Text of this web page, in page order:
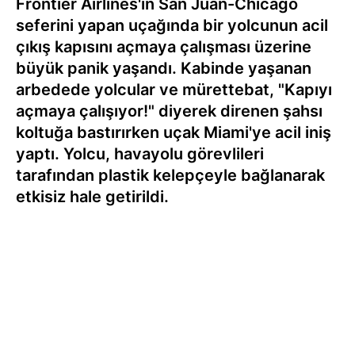
seferini yapan uçağında bir yolcunun acil
çıkış kapısını açmaya çalışması üzerine
büyük panik yaşandı. Kabinde yaşanan
arbedede yolcular ve mürettebat, "Kapıyı
açmaya çalışıyor!" diyerek direnen şahsı
koltuğa bastırırken uçak Miami'ye acil iniş
yaptı. Yolcu, havayolu görevlileri
tarafından plastik kelepçeyle bağlanarak
etkisiz hale getirildi.